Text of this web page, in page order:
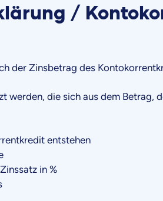
/
der Zinsbetrag des
werden, die sich aus dem Betrag,
entstehen
in %